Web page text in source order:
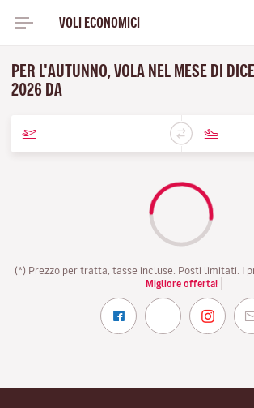
VOLI ECONOMICI
PER L'AUTUNNO, VOLA NEL MESE DI
2026 DA
(*) Prezzo per tratta, tasse incluse. Posti limitati. I
Migliore offerta!